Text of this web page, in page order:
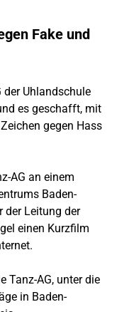
Fake und
der Uhlandschule
es geschafft, mit
gegen Hass
AG an einem
Baden-
der Leitung der
einen Kurzfilm
Tanz-AG, unter die
in Baden-